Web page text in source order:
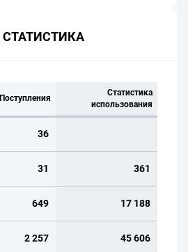
Поступления
Статистика
использования
36
31 361
649 17 188
2 257 45 606